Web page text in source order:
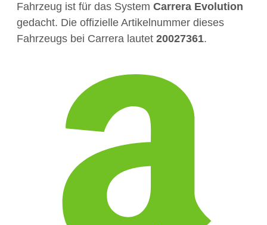
Fahrzeug ist für das System Carrera Evolution
gedacht. Die offizielle Artikelnummer dieses
Fahrzeugs bei Carrera lautet 20027361.